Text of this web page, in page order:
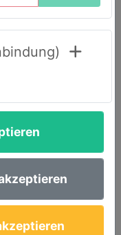
den Reiter
Adresse
E-Mail mit
Passwort
Ihr Account
Design –